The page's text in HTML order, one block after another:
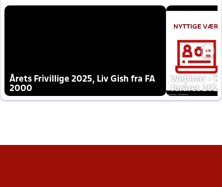
Årets Frivillige 2025, Liv Gish fra FA
2000
Webinar -
foråret